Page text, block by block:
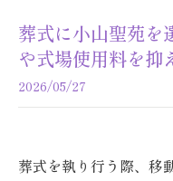
葬式に小山聖苑を
や式場使用料を抑
2026/05/27
葬式を執り行う際、移